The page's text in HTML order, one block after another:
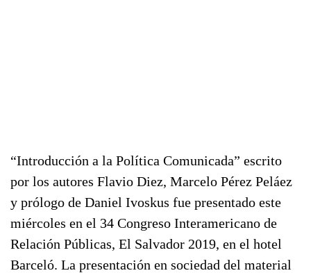
“Introducción a la Política Comunicada” escrito
por los autores Flavio Diez, Marcelo Pérez Peláez
y prólogo de Daniel Ivoskus fue presentado este
miércoles en el 34 Congreso Interamericano de
Relación Públicas, El Salvador 2019, en el hotel
Barceló. La presentación en sociedad del material